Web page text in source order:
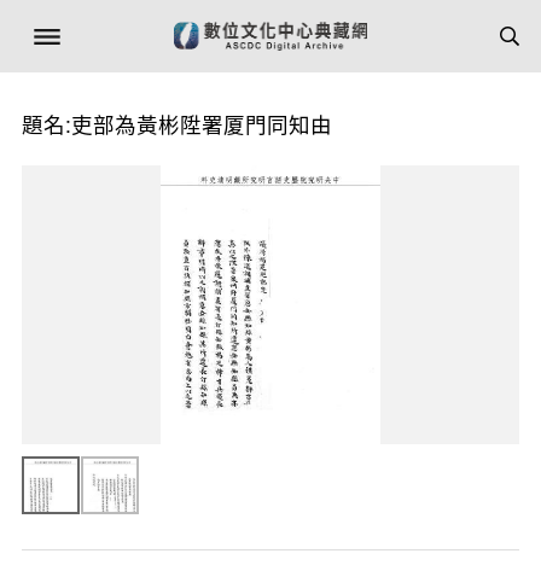
題名:吏部為黃彬陞署厦門同知由